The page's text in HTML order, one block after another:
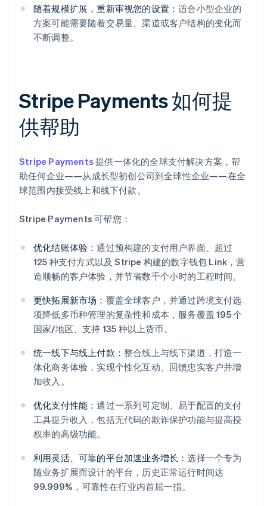
随着规模扩展，重新审视您的设置：适合小型企业的
方案可能需要随着交易量、渠道或客户结构的变化而
不断调整。
Stripe Payments 如何提
供帮助
Stripe Payments提供一体化的全球支付解决方案，帮
助任何企业——从成长型初创公司到全球性企业——在全
球范围内接受线上和线下付款。
Stripe Payments 可帮您：
优化结账体验：通过预构建的支付用户界面、超过
125 种支付方式以及 Stripe 构建的数字钱包 Link，营
造顺畅的客户体验，并节省数千个小时的工程时间。
更快拓展新市场： 覆盖全球客户，并通过跨境支付选
项降低多币种管理的复杂性和成本，服务覆盖 195 个
国家/地区、支持 135 种以上货币。
统一线下与线上付款： 整合线上与线下渠道，打造一
体化商务体验，实现个性化互动、回馈忠实客户并增
加收入。
优化支付性能：通过一系列可定制、易于配置的支付
工具提升收入，包括无代码的欺诈保护功能与提高授
权率的高级功能。
利用灵活、可靠的平台加速业务增长：选择一个专为
随业务扩展而设计的平台，历史正常运行时间达
99.999%，可靠性在行业内首屈一指。
阿联酋
爱尔兰
English
爱沙尼亚
English
奥地利
DeutschEnglish
澳大利亚
English